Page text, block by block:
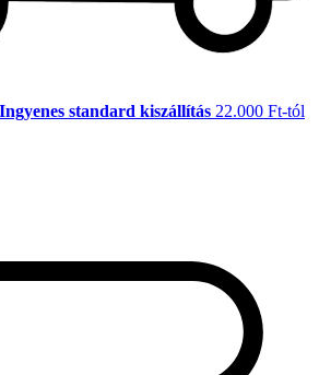
standard kiszállítás 22.000 Ft-tól